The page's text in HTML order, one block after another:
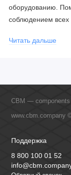
оборудованию.
соблюдением
обучение
Читать дальше
CBM — components
www.cbm.company
Поддержка
8 800 100 01 52